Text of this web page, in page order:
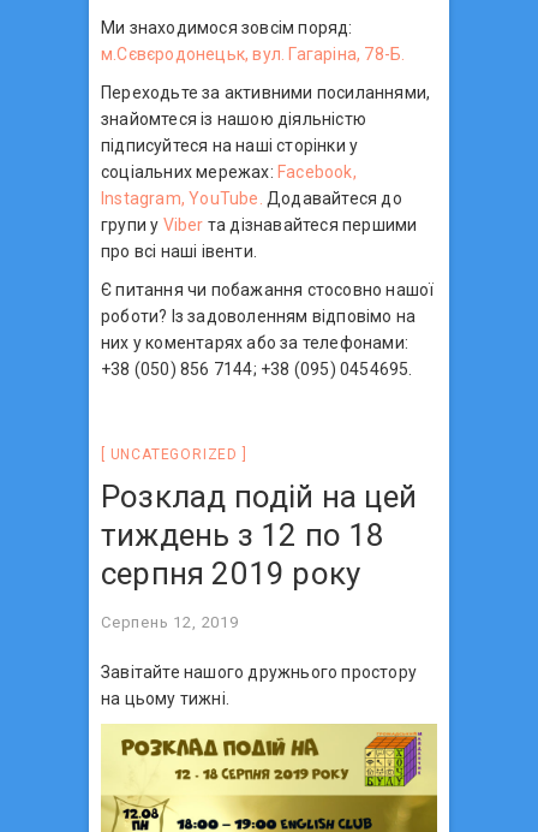
Ми знаходимося зовсім поряд:
м.Сєвєродонецьк, вул. Гагаріна, 78-Б.
Переходьте за активними посиланнями,
знайомтеся із нашою діяльністю
підписуйтеся на наші сторінки у
соціальних мережах: Facebook,
Instagram, YouTube. Додавайтеся до
групи у Viber та дізнавайтеся першими
про всі наші івенти.
Є питання чи побажання стосовно нашої
роботи? Із задоволенням відповімо на
них у коментарях або за телефонами:
+38 (050) 856 7144; +38 (095) 0454695.
UNCATEGORIZED
Розклад подій на цей
тиждень з 12 по 18
серпня 2019 року
Серпень 12, 2019
Завітайте нашого дружнього простору
на цьому тижні.